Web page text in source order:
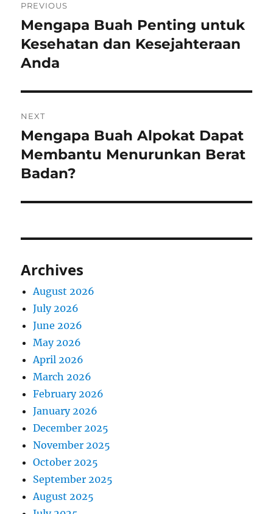
navigation
PREVIOUS
Previous
post:
Mengapa Buah Penting untuk
Kesehatan dan Kesejahteraan
Anda
NEXT
Next
post:
Mengapa Buah Alpokat Dapat
Membantu Menurunkan Berat
Badan?
Archives
August 2026
July 2026
June 2026
May 2026
April 2026
March 2026
February 2026
January 2026
December 2025
November 2025
October 2025
September 2025
August 2025